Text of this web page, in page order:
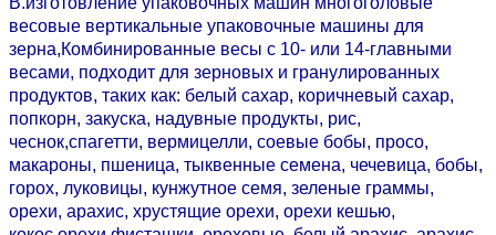
весовые вертикальные упаковочные машины для
зерна,Комбинированные весы с 10- или 14-главными
весами, подходит для зерновых и гранулированных
продуктов, таких как: белый сахар, коричневый сахар,
попкорн, закуска, надувные продукты, рис,
чеснок,спагетти, вермицелли, соевые бобы, просо,
макароны, пшеница, тыквенные семена, чечевица, бобы,
горох, луковицы, кунжутное семя, зеленые граммы,
орехи, арахис, хрустящие орехи, орехи кешью,